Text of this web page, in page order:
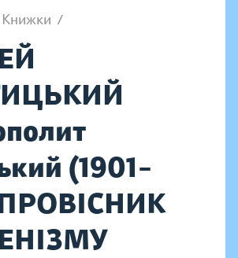
Книжки /
(1901–